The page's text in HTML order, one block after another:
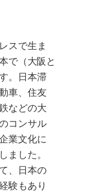
スで生ま
で（大阪と
。日本滞
車、住友
などの大
コンサル
業文化に
ました。
、日本の
験もあり